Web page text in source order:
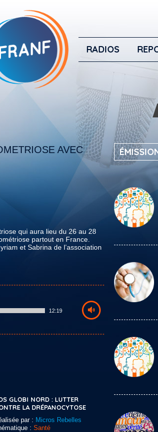
RADIOS
AVEC
qui aura lieu du 26 au 28
partout en France.
et Sabrina de l’association
12:19
GLOBI NORD : LUTTER
LA DRÉPANOCYTOSE
par : Micros Rebelles
: Santé